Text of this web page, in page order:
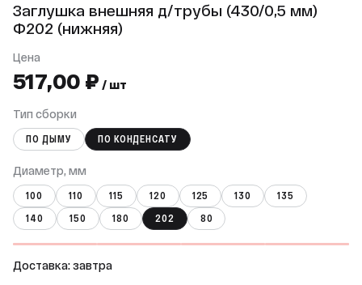
Заглушка внешняя д/трубы (430/0,5 мм)
Ф202 (нижняя)
Цена
517,00 ₽ / шт
Тип сборки
ПО ДЫМУ ПО КОНДЕНСАТУ
Диаметр, мм
100 110 115 120 125 130
135
140
150 180 202 80
Доставка: завтра